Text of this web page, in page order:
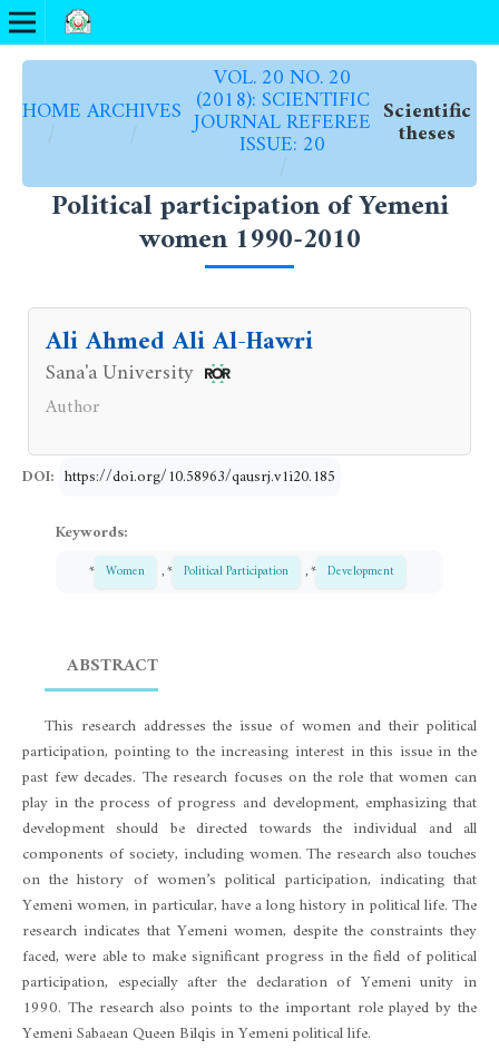
HOME
/
ARCHIVES
/
VOL. 20 NO. 20
(2018): SCIENTIFIC
JOURNAL REFEREE
ISSUE: 20
/
Scientific
theses
Political participation of Yemeni
women 1990-2010
Ali Ahmed Ali Al-Hawri
Sana'a University
Author
DOI: https://doi.org/10.58963/qausrj.v1i20.185
Keywords:
* Women , * Political Participation , * Development
ABSTRACT
This research addresses the issue of women and their political
participation, pointing to the increasing interest in this issue in the
past few decades. The research focuses on the role that women can
play in the process of progress and development, emphasizing that
development should be directed towards the individual and all
components of society, including women. The research also touches
on the history of women’s political participation, indicating that
Yemeni women, in particular, have a long history in political life. The
research indicates that Yemeni women, despite the constraints they
faced, were able to make significant progress in the field of political
participation, especially after the declaration of Yemeni unity in
1990. The research also points to the important role played by the
Yemeni Sabaean Queen Bilqis in Yemeni political life.